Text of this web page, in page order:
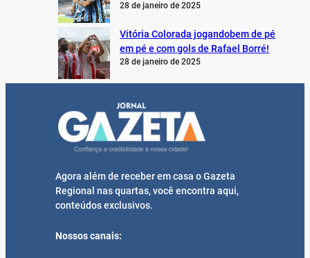
28 de janeiro de 2025
Vitória Colorada jogandobem de pé
em pé e com gols de Rafael Borré!
28 de janeiro de 2025
Agora além de receber em casa o Gazeta
Regional nas quartas, você encontra aqui,
conteúdos exclusivos.
Nossos canais: